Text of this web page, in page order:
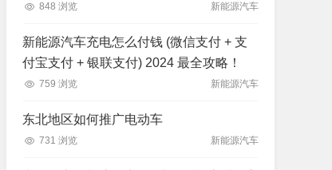
848 浏览 新能源汽车
新能源汽车充电怎么付钱 (微信支付 + 支
付宝支付 + 银联支付) 2024 最全攻略！
759 浏览 新能源汽车
东北地区如何推广电动车
731 浏览 新能源汽车